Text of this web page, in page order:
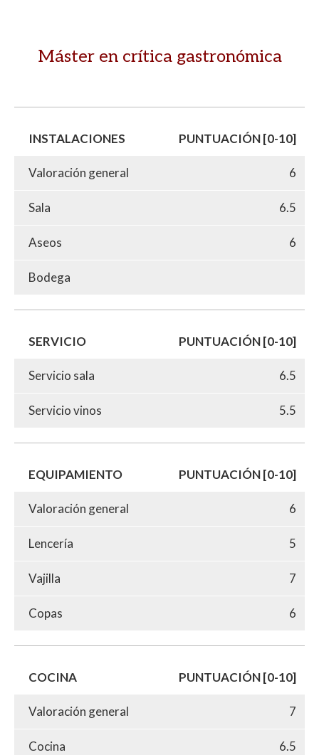
Máster en crítica gastronómica
INSTALACIONES PUNTUACIÓN [0-10]
Valoración general 6
Sala 6.5
Aseos 6
Bodega
SERVICIO PUNTUACIÓN [0-10]
Servicio sala 6.5
Servicio vinos 5.5
EQUIPAMIENTO PUNTUACIÓN [0-10]
Valoración general 6
Lencería 5
Vajilla 7
Copas 6
COCINA PUNTUACIÓN [0-10]
Valoración general 7
Cocina 6.5